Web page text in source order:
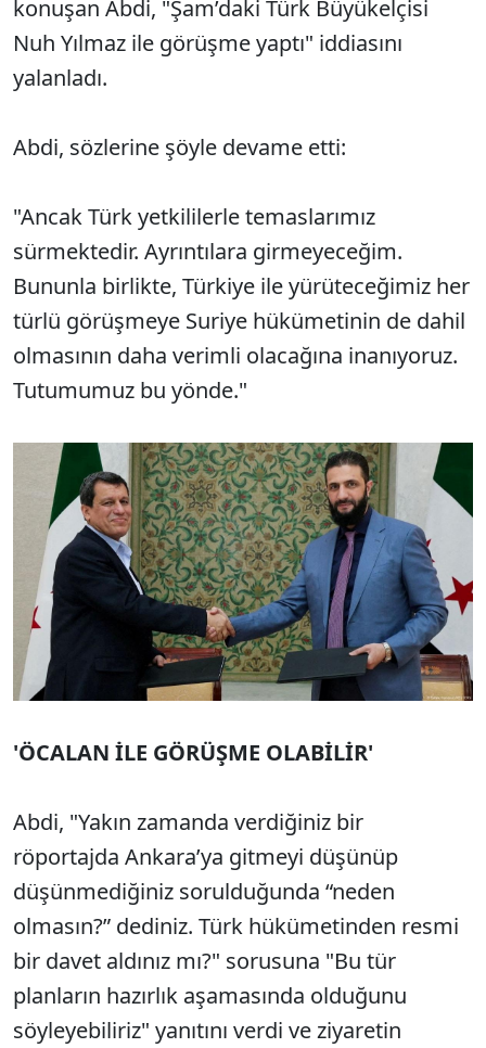
konuşan Abdi, "Şam’daki Türk Büyükelçisi
Nuh Yılmaz ile görüşme yaptı" iddiasını
yalanladı.
Abdi, sözlerine şöyle devame etti:
"Ancak Türk yetkililerle temaslarımız
sürmektedir. Ayrıntılara girmeyeceğim.
Bununla birlikte, Türkiye ile yürüteceğimiz her
türlü görüşmeye Suriye hükümetinin de dahil
olmasının daha verimli olacağına inanıyoruz.
Tutumumuz bu yönde."
'ÖCALAN İLE GÖRÜŞME OLABİLİR'
Abdi, "Yakın zamanda verdiğiniz bir
röportajda Ankara’ya gitmeyi düşünüp
düşünmediğiniz sorulduğunda “neden
olmasın?” dediniz. Türk hükümetinden resmi
bir davet aldınız mı?" sorusuna "Bu tür
planların hazırlık aşamasında olduğunu
söyleyebiliriz" yanıtını verdi ve ziyaretin